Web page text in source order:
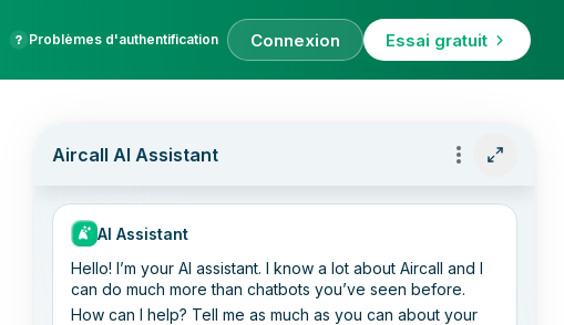
Problèmes d'authentification Connexion Essai gratuit